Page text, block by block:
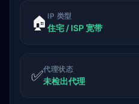
🏠 IP 类型
住宅 / ISP 宽带
✅代理状态
未检出代理